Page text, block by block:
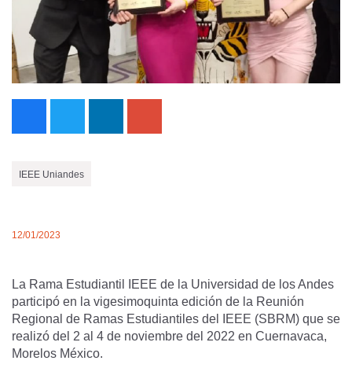
IEEE Uniandes
12/01/2023
La Rama Estudiantil IEEE de la Universidad de los Andes
participó en la vigesimoquinta edición de la Reunión
Regional de Ramas Estudiantiles del IEEE (SBRM) que se
realizó del 2 al 4 de noviembre del 2022 en Cuernavaca,
Morelos México.